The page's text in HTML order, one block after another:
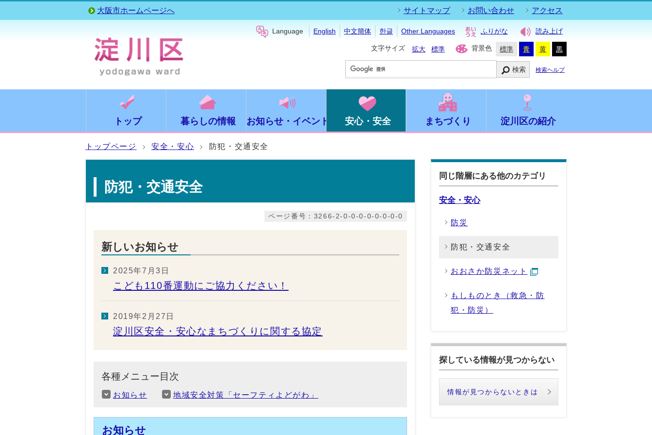
大阪市ホームページへ サイトマップ お問い合わせ アクセス
Language English 中文簡体 한글 Other Languages ふりがな 読み上げ
文字サイズ 拡大 標準 背景色 標準 青 黄 黒
検索 検索ヘルプ
トップ 暮らしの情報 お知らせ・イベント 安心・安全 まちづくり 淀川区の紹介
トップページ 安全・安心 防犯・交通安全
防犯・交通安全
ページ番号：3266-2-0-0-0-0-0-0-0-0
新しいお知らせ
2025年7月3日
こども110番運動にご協力ください！
2019年2月27日
淀川区安全・安心なまちづくりに関する協定
各種メニュー目次
お知らせ 地域安全対策「セーフティよどがわ」
お知らせ
同じ階層にある他のカテゴリ
安全・安心
防災
防犯・交通安全
おおさか防災ネット
もしものとき（救急・防
犯・防災）
探している情報が見つからない
情報が見つからないときは